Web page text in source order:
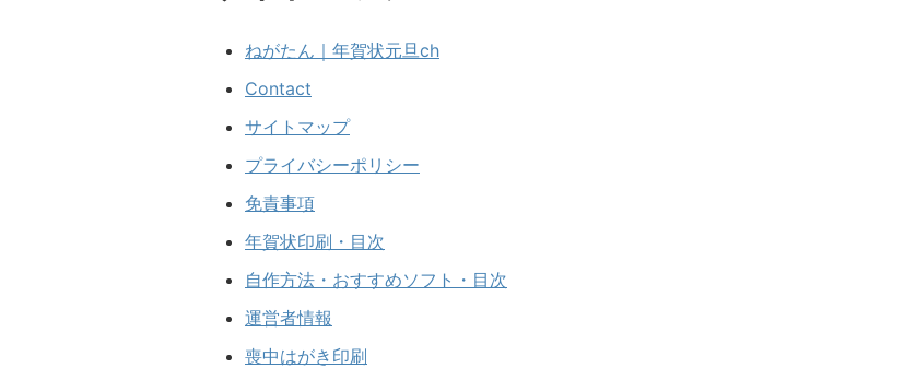
ねがたん｜年賀状元旦ch
Contact
サイトマップ
プライバシーポリシー
免責事項
年賀状印刷・目次
自作方法・おすすめソフト・目次
運営者情報
喪中はがき印刷